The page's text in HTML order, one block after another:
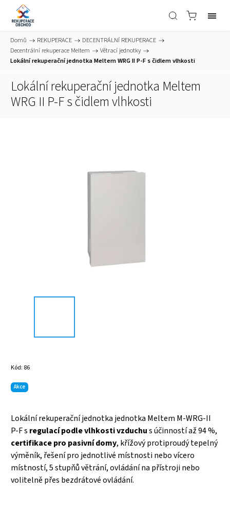
Domů / REKUPERACE / DECENTRÁLNÍ REKUPERACE /
Decentrální rekuperace Meltem / Větrací jednotky /
Lokální rekuperační jednotka Meltem WRG II P-F s čidlem vlhkosti
Lokální rekuperační jednotka Meltem
WRG II P-F s čidlem vlhkosti
Kód: 86
Akce
Lokální rekuperační jednotka jednotka Meltem M-WRG-II
P-F s regulací podle vlhkosti vzduchus účinností až 94 %,
certifikace pro pasivní domy, křížový protiproudý tepelný
výměník, řešení pro jednotlivé místnosti nebo vícero
místností, 5 stupňů větrání, ovládání na přístroji nebo
volitelně přes bezdrátové ovládání.